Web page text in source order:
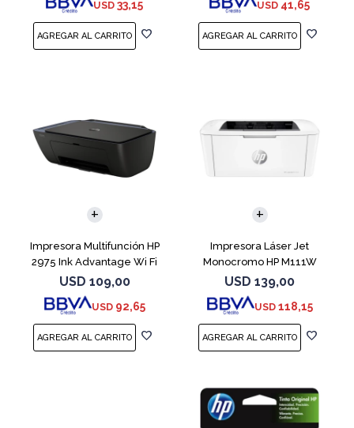
USD 33,15 USD 41,65
Impresora Multifunción HP
2975 Ink Advantage Wi Fi
USD 109,00
USD 92,65
Impresora Láser Jet
Monocromo HP M111W
USD 139,00
USD 118,15